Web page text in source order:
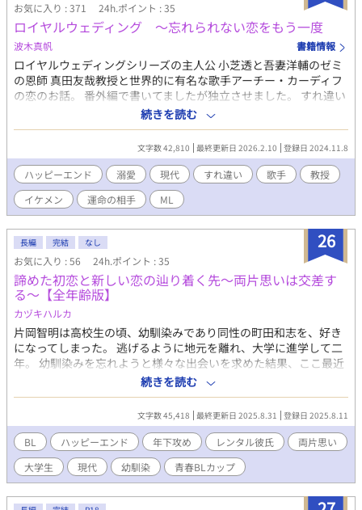
お気に入り : 371 24h.ポイント : 35
ロイヤルウェディング 〜忘れられない恋をもう一度
波木真帆 書籍情報
ロイヤルウェディングシリーズの主人公 小芝透と吾妻洋輔のゼミ
の恩師 真田友哉教授と世界的に有名な歌手アーチー・カーディフ
の恋のお話。 番外編で書いてましたが独立させました。 すれ違い
で三十年近く離れ離れで過ごした二人。 教え子のおかげでまた二
人の運命が始まる。 一途に愛し続けた大人な二人の恋のお話を楽
しんでいただけると嬉しいです。 番外編の＜恩師への挨拶＞に真
田教授視点のお話を加えて投稿しています。 R18には※つけま
す。
続きを読む
文字数 42,810 最終更新日 2026.2.10 登録日 2024.11.8
ハッピーエンド 溺愛 現代 すれ違い 歌手
教授
イケメン
運命の相手 ML
26
長編 完結 なし
お気に入り : 56 24h.ポイント : 35
諦めた初恋と新しい恋の辿り着く先～両片思いは交差す
る～【全年齢版】
カヅキハルカ
片岡智明は高校生の頃、幼馴染みであり同性の町田和志を、好き
になってしまった。 逃げるように地元を離れ、大学に進学して二
年。 幼馴染みを忘れようと様々な出会いを求めた結果、ここ最近
は女性からのストーカー行為に悩まされていた。 友人の話をきっ
かけに、智明はストーカー対策として「レンタル彼氏」に恋人役
を依頼することにする。 まだ幼馴染みへの恋心を忘れられずにい
る智明の前に、和志にそっくりな顔をしたシマと名乗る「レンタ
ル彼氏」が現れた。 恋人役を依頼した智明にシマは快諾し、プロ
の彼氏として完璧に甘やかしてくれる。 ストーカーに見せつける
という名目の元で親密度が増し、戸惑いながらも次第にシマに惹
かれていく智明。 だがシマとは契約で繋がっているだけであり、
新たな恋に踏み出すことは出来ないと自身を律していた、ある日
続きを読む
文字数 45,418 最終更新日 2025.8.31 登録日 2025.8.11
BL ハッピーエンド 年下攻め レンタル彼氏
両片思い
大学生
現代 幼馴染 青春BLカップ​